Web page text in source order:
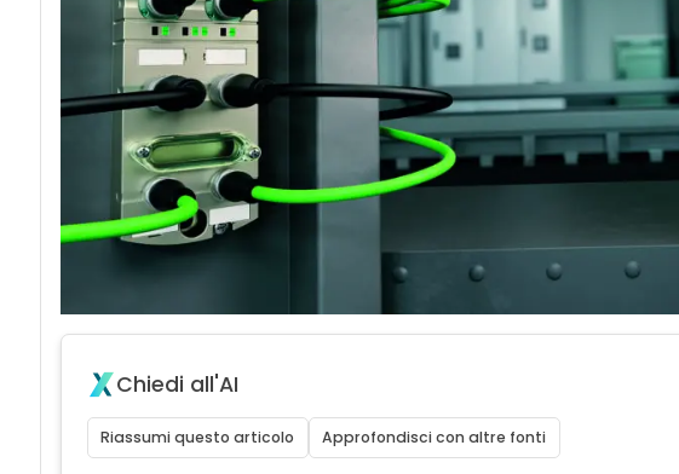
Chiedi all'AI
Riassumi questo articolo Approfondisci con altre fonti